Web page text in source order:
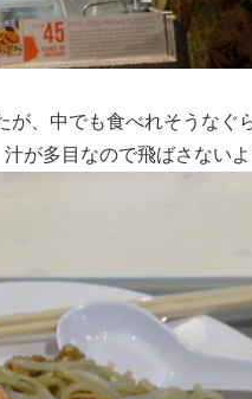
、中でも食べれそうなぐ
が多目なので飛ばさないよ